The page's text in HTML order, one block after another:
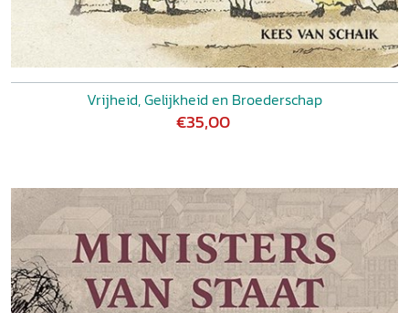
Vrijheid, Gelijkheid en Broederschap
€35,00